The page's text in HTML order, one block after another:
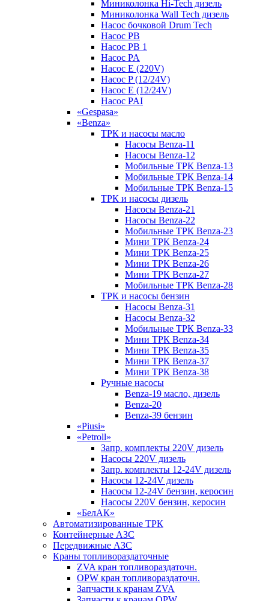
Миниколонка Hi-Tech дизель
Миниколонка Wall Tech дизель
Насос бочковой Drum Tech
Насос PB
Насос PB 1
Насос PA
Насос E (220V)
Насос P (12/24V)
Насос E (12/24V)
Насос PAI
«Gespasa»
«Benza»
ТРК и насосы масло
Насосы Benza-11
Насосы Benza-12
Мобильные ТРК Benza-13
Мобильные ТРК Benza-14
Мобильные ТРК Benza-15
ТРК и насосы дизель
Насосы Benza-21
Насосы Benza-22
Мобильные ТРК Benza-23
Мини ТРК Benza-24
Мини ТРК Benza-25
Мини ТРК Benza-26
Мини ТРК Benza-27
Мобильные ТРК Benza-28
ТРК и насосы бензин
Насосы Benza-31
Насосы Benza-32
Мобильные ТРК Benza-33
Мини ТРК Benza-34
Мини ТРК Benza-35
Мини ТРК Benza-37
Мини ТРК Benza-38
Ручные насосы
Benza-19 масло, дизель
Benza-20
Benza-39 бензин
«Piusi»
«Petroll»
Запр. комплекты 220V дизель
Насосы 220V дизель
Запр. комплекты 12-24V дизель
Насосы 12-24V дизель
Насосы 12-24V бензин, керосин
Насосы 220V бензин, керосин
«БелАК»
Автоматизированные ТРК
Контейнерные АЗС
Передвижные АЗС
Краны топливораздаточные
ZVA кран топливораздаточн.
OPW кран топливораздаточн.
Запчасти к кранам ZVA